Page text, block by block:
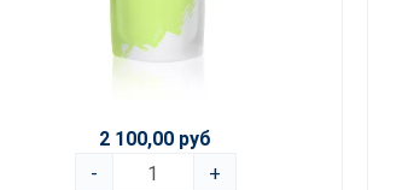
2 100,00 руб
-
+